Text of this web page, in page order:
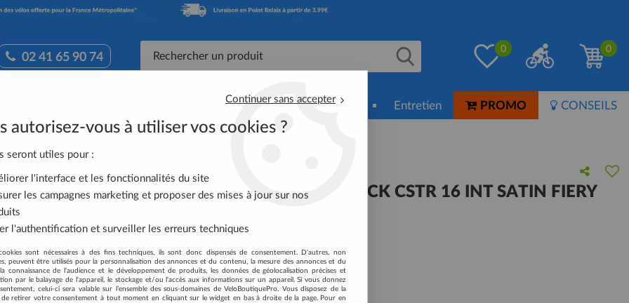
02 41 65 90 74
0 0
Équipement Cycliste Nutrition-Soin Entretien PROMO CONSEILS
0-5 ans > Vélo Specialized Riprock Cstr 16 Int Satin Fiery Red/White
VÉLO SPECIALIZED RIPROCK CSTR 16 INT SATIN FIERY
Soyez le premier à donner votre avis !
329,00 €TTC
Réf. :96523-4016
Continuer sans accepter
autorisez-vous à utiliser vos cookies ?
seront utiles pour :
l'interface et les fonctionnalités du site
les campagnes marketing et proposer des mises à jour sur nos
l'authentification et surveiller les erreurs techniques
sont nécessaires à des fins techniques, ils sont donc dispensés de consentement. D'autres, non
peuvent être utilisés pour la personnalisation des annonces et du contenu, la mesure des annonces et du
connaissance de l'audience et le développement de produits, les données de géolocalisation précises et
par le balayage de l'appareil, le stockage et/ou l'accès aux informations sur un appareil. Si vous donnez
celui-ci sera valable sur l’ensemble des sous-domaines de VeloBoutiquePro. Vous disposez de la
de retirer votre consentement à tout moment en cliquant sur le widget en bas à droite de la page. Pour en